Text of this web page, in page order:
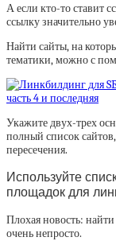
А если кто-то ставит
ссылку значительно
Найти сайты, на
тематики, можно с
Укажите двух-трех
полный список
пересечения.
Используйте
площадок для
Плохая новость:
очень непросто.